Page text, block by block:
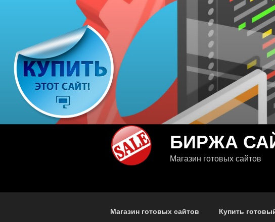
БИРЖА
Магазин готовых сайтов
Магазин готовых сайтов Купить